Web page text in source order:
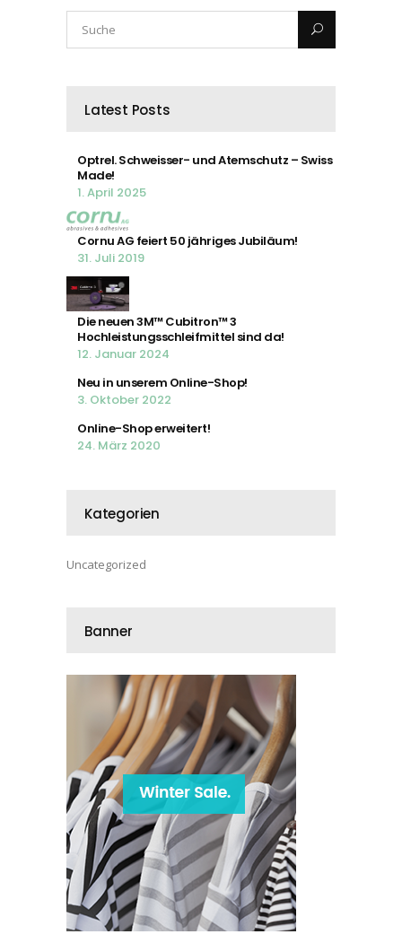
Latest Posts
Optrel. Schweisser- und Atemschutz – Swiss
Made!
1. April 2025
Cornu AG feiert 50 jähriges Jubiläum!
31. Juli 2019
Die neuen 3M™ Cubitron™ 3
Hochleistungsschleifmittel sind da!
12. Januar 2024
Neu in unserem Online-Shop!
3. Oktober 2022
Online-Shop erweitert!
24. März 2020
Kategorien
Uncategorized
Banner